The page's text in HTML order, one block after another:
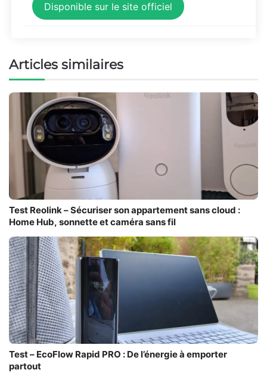
Disponible sur le site officiel
Articles similaires
Test Reolink – Sécuriser son appartement sans cloud :
Home Hub, sonnette et caméra sans fil
Test – EcoFlow Rapid PRO : De l’énergie à emporter
partout